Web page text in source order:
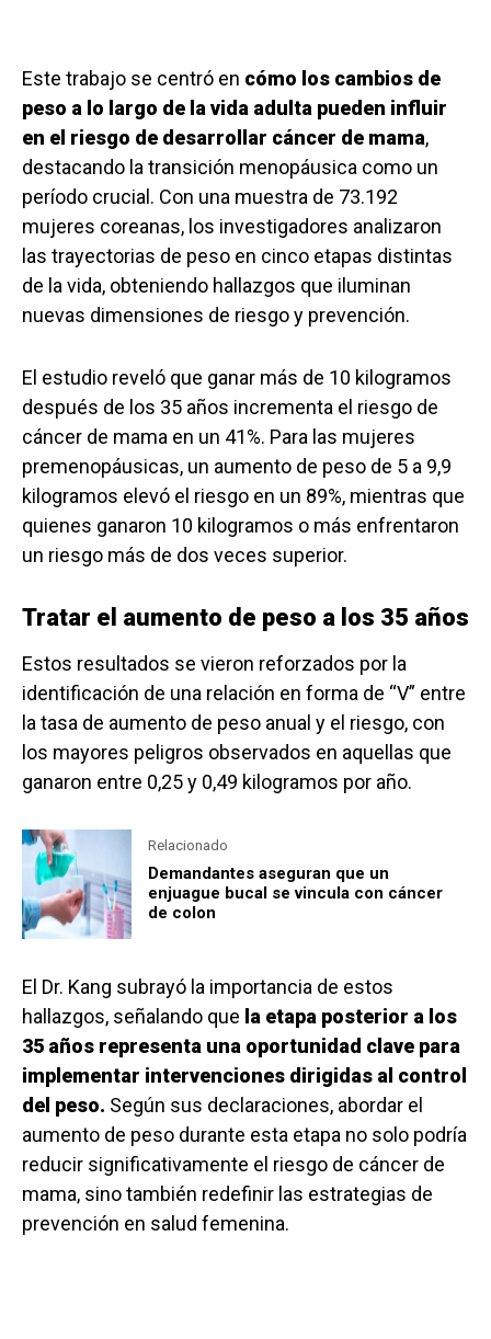
Este trabajo se centró en cómo los cambios de
peso a lo largo de la vida adulta pueden influir
en el riesgo de desarrollar cáncer de mama,
destacando la transición menopáusica como un
período crucial. Con una muestra de 73.192
mujeres coreanas, los investigadores analizaron
las trayectorias de peso en cinco etapas distintas
de la vida, obteniendo hallazgos que iluminan
nuevas dimensiones de riesgo y prevención.
El estudio reveló que ganar más de 10 kilogramos
después de los 35 años incrementa el riesgo de
cáncer de mama en un 41%. Para las mujeres
premenopáusicas, un aumento de peso de 5 a 9,9
kilogramos elevó el riesgo en un 89%, mientras que
quienes ganaron 10 kilogramos o más enfrentaron
un riesgo más de dos veces superior.
Tratar el aumento de peso a los 35 años
Estos resultados se vieron reforzados por la
identificación de una relación en forma de “V” entre
la tasa de aumento de peso anual y el riesgo, con
los mayores peligros observados en aquellas que
ganaron entre 0,25 y 0,49 kilogramos por año.
Relacionado
Demandantes aseguran que un
enjuague bucal se vincula con cáncer
de colon
El Dr. Kang subrayó la importancia de estos
hallazgos, señalando que la etapa posterior a los
35 años representa una oportunidad clave para
implementar intervenciones dirigidas al control
del peso. Según sus declaraciones, abordar el
aumento de peso durante esta etapa no solo podría
reducir significativamente el riesgo de cáncer de
mama, sino también redefinir las estrategias de
prevención en salud femenina.